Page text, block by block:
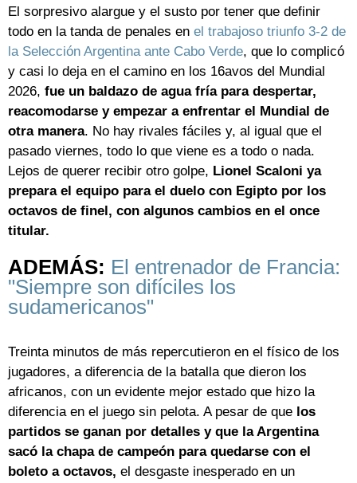
El sorpresivo alargue y el susto por tener que definir
todo en la tanda de penales en el trabajoso triunfo 3-2 de
la Selección Argentina ante Cabo Verde, que lo complicó
y casi lo deja en el camino en los 16avos del Mundial
2026, fue un baldazo de agua fría para despertar,
reacomodarse y empezar a enfrentar el Mundial de
otra manera. No hay rivales fáciles y, al igual que el
pasado viernes, todo lo que viene es a todo o nada.
Lejos de querer recibir otro golpe, Lionel Scaloni ya
prepara el equipo para el duelo con Egipto por los
octavos de finel, con algunos cambios en el once
titular.
ADEMÁS: El entrenador de Francia:
"Siempre son difíciles los
sudamericanos"
Treinta minutos de más repercutieron en el físico de los
jugadores, a diferencia de la batalla que dieron los
africanos, con un evidente mejor estado que hizo la
diferencia en el juego sin pelota. A pesar de que los
partidos se ganan por detalles y que la Argentina
sacó la chapa de campeón para quedarse con el
boleto a octavos, el desgaste inesperado en un